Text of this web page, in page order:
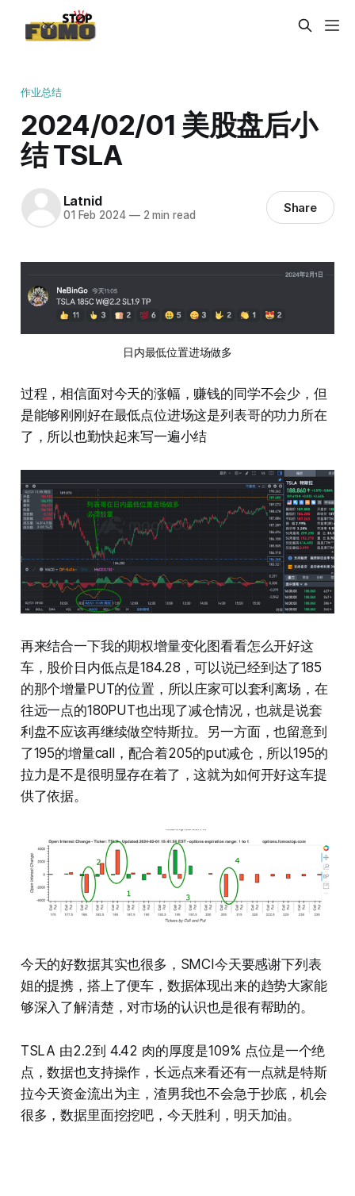
作业总结
2024/02/01 美股盘后小
结 TSLA
Latnid
01 Feb 2024 —2 min read Share
日内最低位置进场做多
过程，相信面对今天的涨幅，赚钱的同学不会少，但
是能够刚刚好在最低点位进场这是列表哥的功力所在
了，所以也勤快起来写一遍小结
再来结合一下我的期权增量变化图看看怎么开好这
车，股价日内低点是184.28，可以说已经到达了185
的那个增量PUT的位置，所以庄家可以套利离场，在
往远一点的180PUT也出现了减仓情况，也就是说套
利盘不应该再继续做空特斯拉。另一方面，也留意到
了195的增量call，配合着205的put减仓，所以195的
拉力是不是很明显存在着了，这就为如何开好这车提
供了依据。
今天的好数据其实也很多，SMCI今天要感谢下列表
姐的提携，搭上了便车，数据体现出来的趋势大家能
够深入了解清楚，对市场的认识也是很有帮助的。
TSLA 由2.2到 4.42 肉的厚度是109% 点位是一个绝
点，数据也支持操作，长远点来看还有一点就是特斯
拉今天资金流出为主，渣男我也不会急于抄底，机会
很多，数据里面挖挖吧，今天胜利，明天加油。